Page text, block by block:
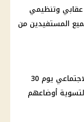
عقابي وتنظيمي
المستفيدين من
وصندوق الإسكان الاجتماعي يوم 30
لتسوية أوضاعهم